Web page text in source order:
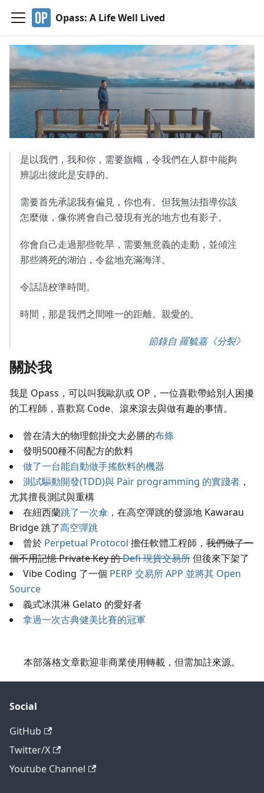
Opass: A Life Well Lived
是以我們，我和你，需要旗幟，令我們在人群中能夠
辨認出彼此是安靜的。
需要首先承認我有偏見，你也有。但我無法指導你該
怎麼做，像你將會自己發現有光的地方也有影子。
你會自己走過那些乾旱，需要無意義的走動，並傾注
那些將死的湖泊，令盆地充滿海洋。
令話語校準時間。
時間，那是我們之間唯一的距離。親愛的。
節錄自 羅毓嘉《分裂》
關於我
我是 Opass，可以叫我歐趴或 OP，一位喜歡帶給別人困擾
的工程師，喜歡寫 Code、滾來滾去與做有趣的事情。
曾在清大的物理館掛交大必勝的布條
發明500種不同配方的飲料
做了一台能自動做手搖飲料的機器
測試驅動開發(TDD)與 Pair programming 的實踐者 ，
尤其擅長測試與重構
在紐西蘭跳了一次傘 ，在高空彈跳的發源地 Kawarau
Bridge 跳了高空彈跳
曾於 Perpetual Protocol 擔任軟體工程師， 我們做了一
個不用記憶 Private Key 的Defi 現貨交易所但後來下架了
Vibe Coding 了一個 PERP 交易所 APP 並將其 Open
Source
義式冰淇淋 Gelato 的愛好者
拿過一次古典健美比賽的冠軍
本部落格文章歡迎非商業使用轉載，但需加註來源。
Social
GitHub
Twitter/X
Youtube Channel